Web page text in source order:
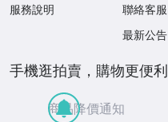
服務說明
聯絡客服
最新公告
手機逛拍賣，購物更便利
商品降價通知